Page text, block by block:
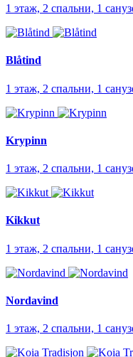
1 этаж, 2 спальни, 1
Blåtind
1 этаж, 2 спальни, 1
Krypinn
1 этаж, 2 спальни, 1
Kikkut
1 этаж, 2 спальни, 1
Nordavind
1 этаж, 2 спальни, 1